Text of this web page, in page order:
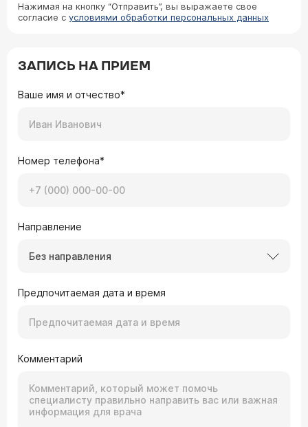
Нажимая на кнопку “Отправить”, вы выражаете свое
согласие с условиями обработки персональных данных
ЗАПИСЬ НА ПРИЕМ
Ваше имя и отчество*
Номер телефона*
Направление
Без направления
Предпочитаемая дата и время
Комментарий